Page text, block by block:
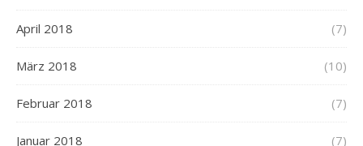
April 2018 (7)
März 2018 (10)
Februar 2018 (7)
Januar 2018 (7)